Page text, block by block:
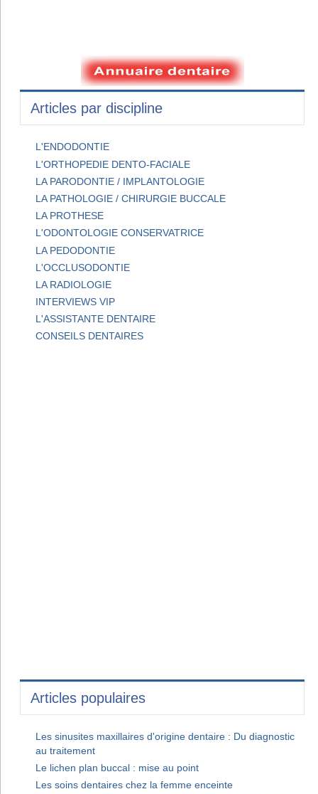
Articles par discipline
L'ENDODONTIE
L'ORTHOPEDIE DENTO-FACIALE
LA PARODONTIE / IMPLANTOLOGIE
LA PATHOLOGIE / CHIRURGIE BUCCALE
LA PROTHESE
L'ODONTOLOGIE CONSERVATRICE
LA PEDODONTIE
L'OCCLUSODONTIE
LA RADIOLOGIE
INTERVIEWS VIP
L'ASSISTANTE DENTAIRE
CONSEILS DENTAIRES
Articles populaires
Les sinusites maxillaires d'origine dentaire : Du diagnostic
au traitement
Le lichen plan buccal : mise au point
Les soins dentaires chez la femme enceinte